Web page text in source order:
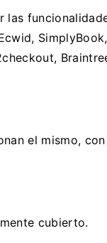
las
el mismo,
cubierto.